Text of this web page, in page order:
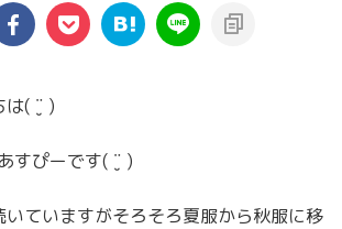
は( ¨̮ )
すぴーです( ¨̮ )
いていますがそろそろ夏服から秋服に移